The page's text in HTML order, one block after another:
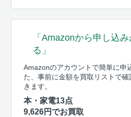
「Amazonから申し込
る」
Amazonのアカウントで簡単に申
た、事前に金額を買取リストで
きます。
本・家電13点
9,626円でお買取